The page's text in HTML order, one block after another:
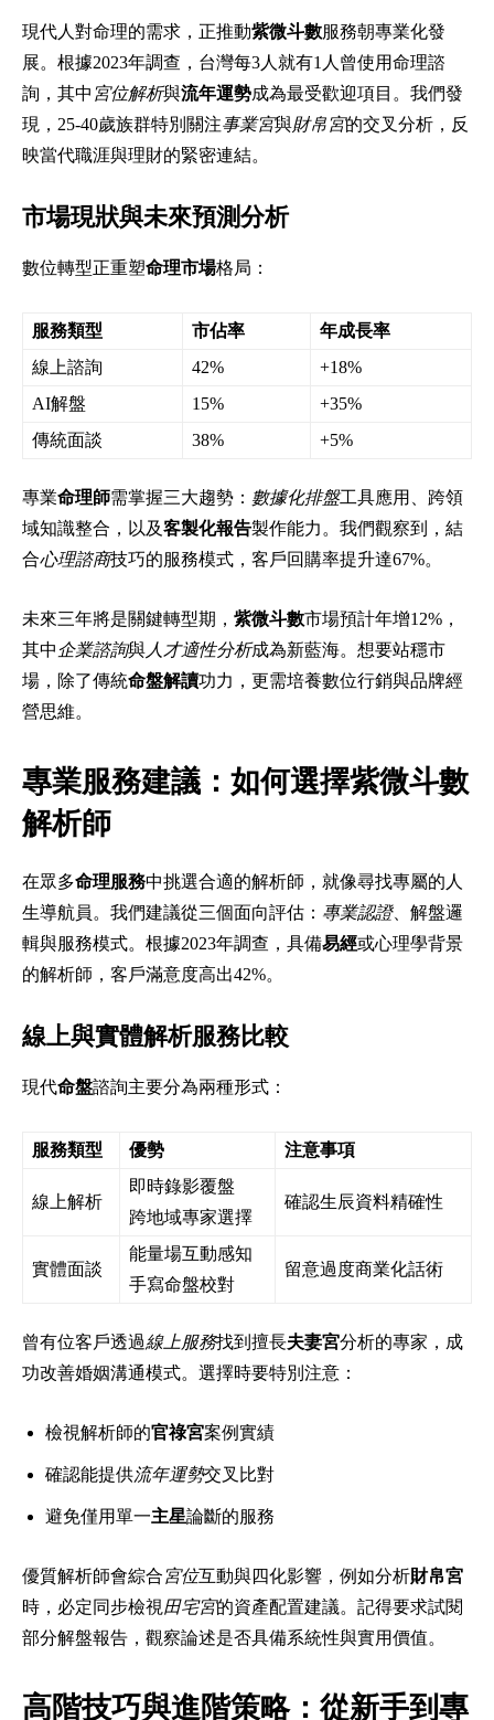
現代人對命理的需求，正推動紫微斗數服務朝專業化發
展。根據2023年調查，台灣每3人就有1人曾使用命理諮
詢，其中 宮位解析與流年運勢成為最受歡迎項目。我們發
現，25-40歲族群特別關注事業宮與財帛宮的交叉分析，反
映當代職涯與理財的緊密連結。
市場現狀與未來預測分析
數位轉型正重塑命理市場格局：
服務類型 市佔率
年成長率
線上諮詢
42%
+18%
AI解盤
15%
+35%
傳統面談
38% +5%
專業命理師需掌握三大趨勢： 數據化排盤工具應用、跨領
域知識整合，以及客製化報告製作能力。我們觀察到，結
合心理諮商技巧的服務模式，客戶回購率提升達67%。
未來三年將是關鍵轉型期， 紫微斗數市場預計年增12%，
其中 企業諮詢與 人才適性分析成為新藍海。想要站穩市
場，除了傳統命盤解讀功力，更需培養數位行銷與品牌經
營思維。
專業服務建議：如何選擇紫微斗數
解析師
在眾多命理服務中挑選合適的解析師，就像尋找專屬的人
生導航員。我們建議從三個面向評估： 專業認證、解盤邏
輯與服務模式。根據2023年調查，具備易經或心理學背景
的解析師，客戶滿意度高出42%。
線上與實體解析服務比較
現代命盤諮詢主要分為兩種形式：
服務類型 優勢 注意事項
線上解析
即時錄影覆盤
跨地域專家選擇
確認生辰資料精確性
實體面談
能量場互動感知
手寫命盤校對
留意過度商業化話術
曾有位客戶透過線上服務找到擅長夫妻宮分析的專家，成
功改善婚姻溝通模式。選擇時要特別注意：
檢視解析師的官祿宮案例實績
確認能提供流年運勢交叉比對
避免僅用單一主星論斷的服務
優質解析師會綜合 宮位互動與四化影響，例如分析財帛宮
時，必定同步檢視田宅宮的資產配置建議。記得要求試閱
部分解盤報告，觀察論述是否具備系統性與實用價值。
高階技巧與進階策略：從新手到專